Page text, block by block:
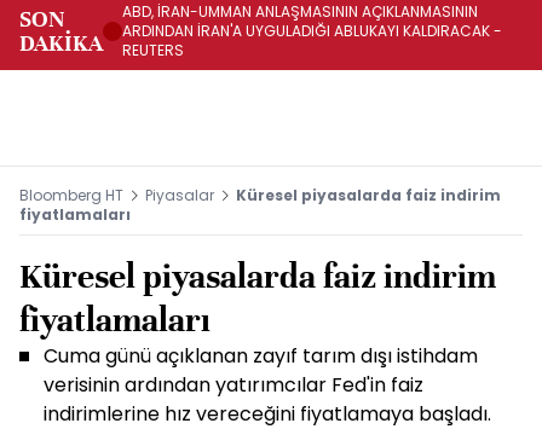
SON
DAKİKA
ABD, İRAN-UMMAN ANLAŞMASININ AÇIKLANMASININ
ARDINDAN İRAN'A UYGULADIĞI ABLUKAYI KALDIRACAK -
REUTERS
Bloomberg HT Piyasalar
Küresel piyasalarda faiz indirim
fiyatlamaları
Küresel piyasalarda faiz indirim
fiyatlamaları
Cuma günü açıklanan zayıf tarım dışı istihdam
verisinin ardından yatırımcılar Fed'in faiz
indirimlerine hız vereceğini fiyatlamaya başladı.